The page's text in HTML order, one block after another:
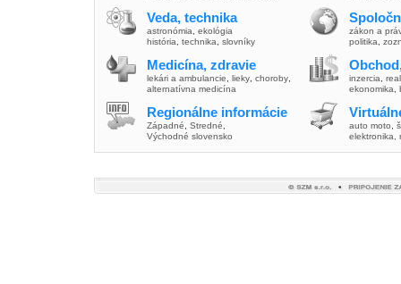
Veda, technika
astronómia
ekológia
história
technika slovníky
Medicína, zdravie
lekári a ambulancie lieky choroby
alternatívna medicína
Regionálne informácie
Západné Stredné
Východné slovensko
zákon a
politika
inzercia
ekonomika
auto moto
elektronika,